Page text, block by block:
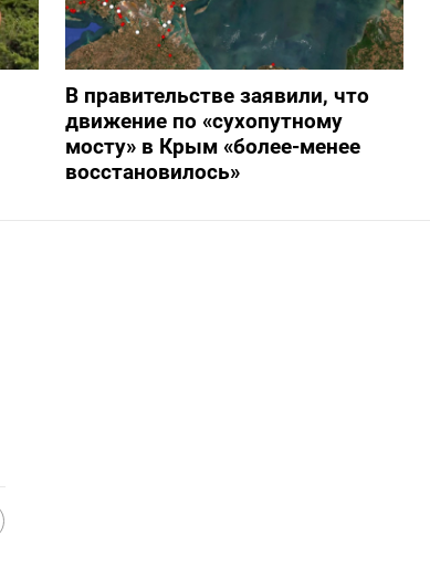
В правительстве заявили, что
движение по «сухопутному
мосту» в Крым «более-менее
восстановилось»